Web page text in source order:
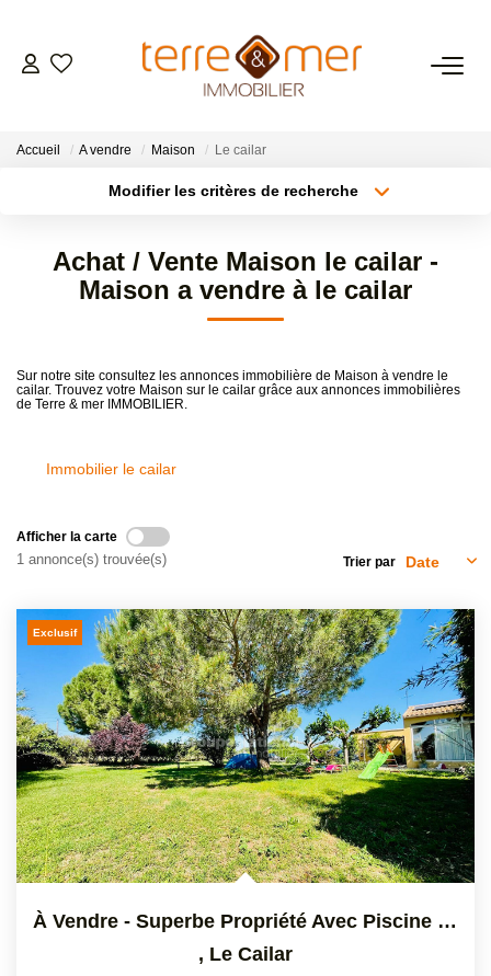
NOS AGENCES
Accueil A vendre Maison Le cailar
Modifier les critères de recherche
Sélectionnez...
Type de bien
Surface min
Créer une alerte
Achat / Vente Maison le cailar -
Maison a vendre à le cailar
Sur notre site consultez les annonces immobilière de Maison à vendre le
cailar. Trouvez votre Maison sur le cailar grâce aux annonces immobilières
de Terre & mer IMMOBILIER.
Immobilier le cailar
Afficher la carte
1 annonce(s) trouvée(s) Trier par
Exclusif
À Vendre - Superbe Propriété Avec Piscine Sur 2 347 M² De...
, Le Cailar